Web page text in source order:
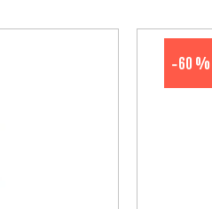
-60 %